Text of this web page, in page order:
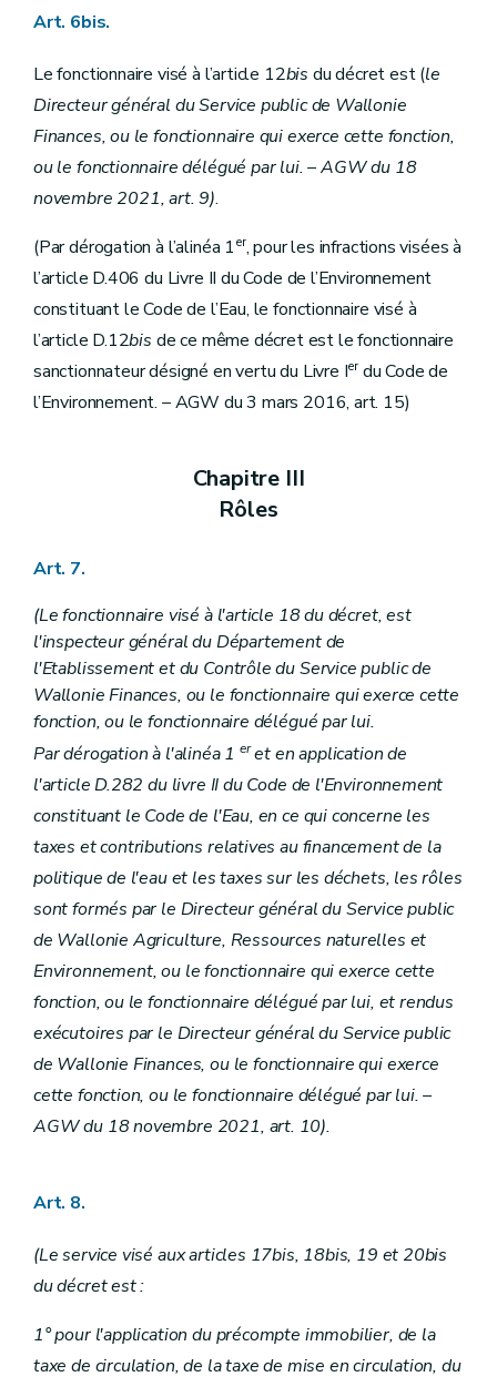
Art. 6bis.
Le fonctionnaire visé à l’article 12bis du décret est (le
Directeur général du Service public de Wallonie
Finances, ou le fonctionnaire qui exerce cette fonction,
ou le fonctionnaire délégué par lui.– AGW du 18
novembre 2021, art. 9).
(Par dérogation à l’alinéa 1er, pour les infractions visées à
l’article D.406 du Livre II du Code de l’Environnement
constituant le Code de l’Eau, le fonctionnaire visé à
l’article D.12bis de ce même décret est le fonctionnaire
sanctionnateur désigné en vertu du Livre Ierdu Code de
l’Environnement. – AGW du 3 mars 2016, art. 15)
Chapitre III
Rôles
Art. 7.
(Le fonctionnaire visé à l'article 18 du décret, est
l'inspecteur général du Département de
l'Etablissement et du Contrôle du Service public de
Wallonie Finances, ou le fonctionnaire qui exerce cette
fonction, ou le fonctionnaire délégué par lui.
Par dérogation à l'alinéa 1 eret en application de
l'article D.282 du livre II du Code de l'Environnement
constituant le Code de l'Eau, en ce qui concerne les
taxes et contributions relatives au financement de la
politique de l'eau et les taxes sur les déchets, les rôles
sont formés par le Directeur général du Service public
de Wallonie Agriculture, Ressources naturelles et
Environnement, ou le fonctionnaire qui exerce cette
fonction, ou le fonctionnaire délégué par lui, et rendus
exécutoires par le Directeur général du Service public
de Wallonie Finances, ou le fonctionnaire qui exerce
cette fonction, ou le fonctionnaire délégué par lui. –
AGW du 18 novembre 2021, art. 10).
Art. 8.
(Le service visé aux articles 17bis, 18bis, 19 et 20bis
du décret est :
1° pour l'application du précompte immobilier, de la
taxe de circulation, de la taxe de mise en circulation, du